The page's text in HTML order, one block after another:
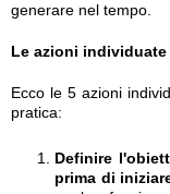
generare nel tempo.
Le azioni individuate
Ecco le 5 azioni
pratica:
Definire
prima di